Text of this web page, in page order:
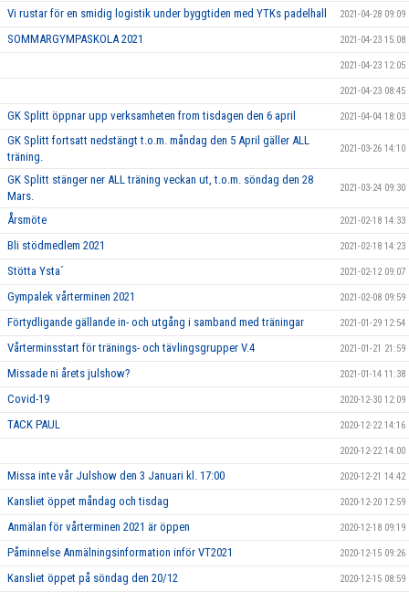
Vi rustar för en smidig logistik under byggtiden med YTKs padelhall 2021-04-28 09:09
SOMMARGYMPASKOLA 2021 2021-04-23 15:08
2021-04-23 12:05
2021-04-23 08:45
GK Splitt öppnar upp verksamheten from tisdagen den 6 april 2021-04-04 18:03
GK Splitt fortsatt nedstängt t.o.m. måndag den 5 April gäller ALL
träning.
2021-03-26 14:10
GK Splitt stänger ner ALL träning veckan ut, t.o.m. söndag den 28
Mars.
2021-03-24 09:30
Årsmöte 2021-02-18 14:33
Bli stödmedlem 2021 2021-02-18 14:23
Stötta Ysta´ 2021-02-12 09:07
Gympalek vårterminen 2021 2021-02-08 09:59
Förtydligande gällande in- och utgång i samband med träningar 2021-01-29 12:54
Vårterminsstart för tränings- och tävlingsgrupper V.4 2021-01-21 21:59
Missade ni årets julshow? 2021-01-14 11:38
Covid-19 2020-12-30 12:09
TACK PAUL 2020-12-22 14:16
2020-12-22 14:00
Missa inte vår Julshow den 3 Januari kl. 17:00 2020-12-21 14:42
Kansliet öppet måndag och tisdag 2020-12-20 12:59
Anmälan för vårterminen 2021 är öppen 2020-12-18 09:19
Påminnelse Anmälningsinformation inför VT2021 2020-12-15 09:26
Kansliet öppet på söndag den 20/12 2020-12-15 08:59